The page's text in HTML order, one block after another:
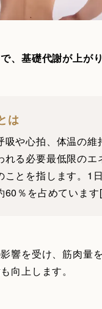
、基礎代謝が上が
は
吸や心拍、体温の維
れる必要最低限のエ
ことを指します。1
％を占めています
響を受け、筋肉量
向上します。